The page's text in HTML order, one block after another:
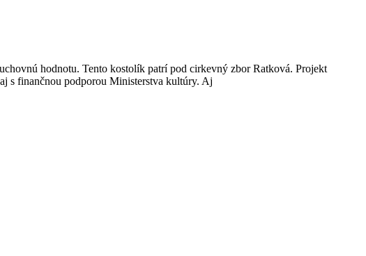
hodnotu. Tento kostolík patrí pod cirkevný zbor Ratková. Projekt
s finančnou podporou Ministerstva kultúry. Aj